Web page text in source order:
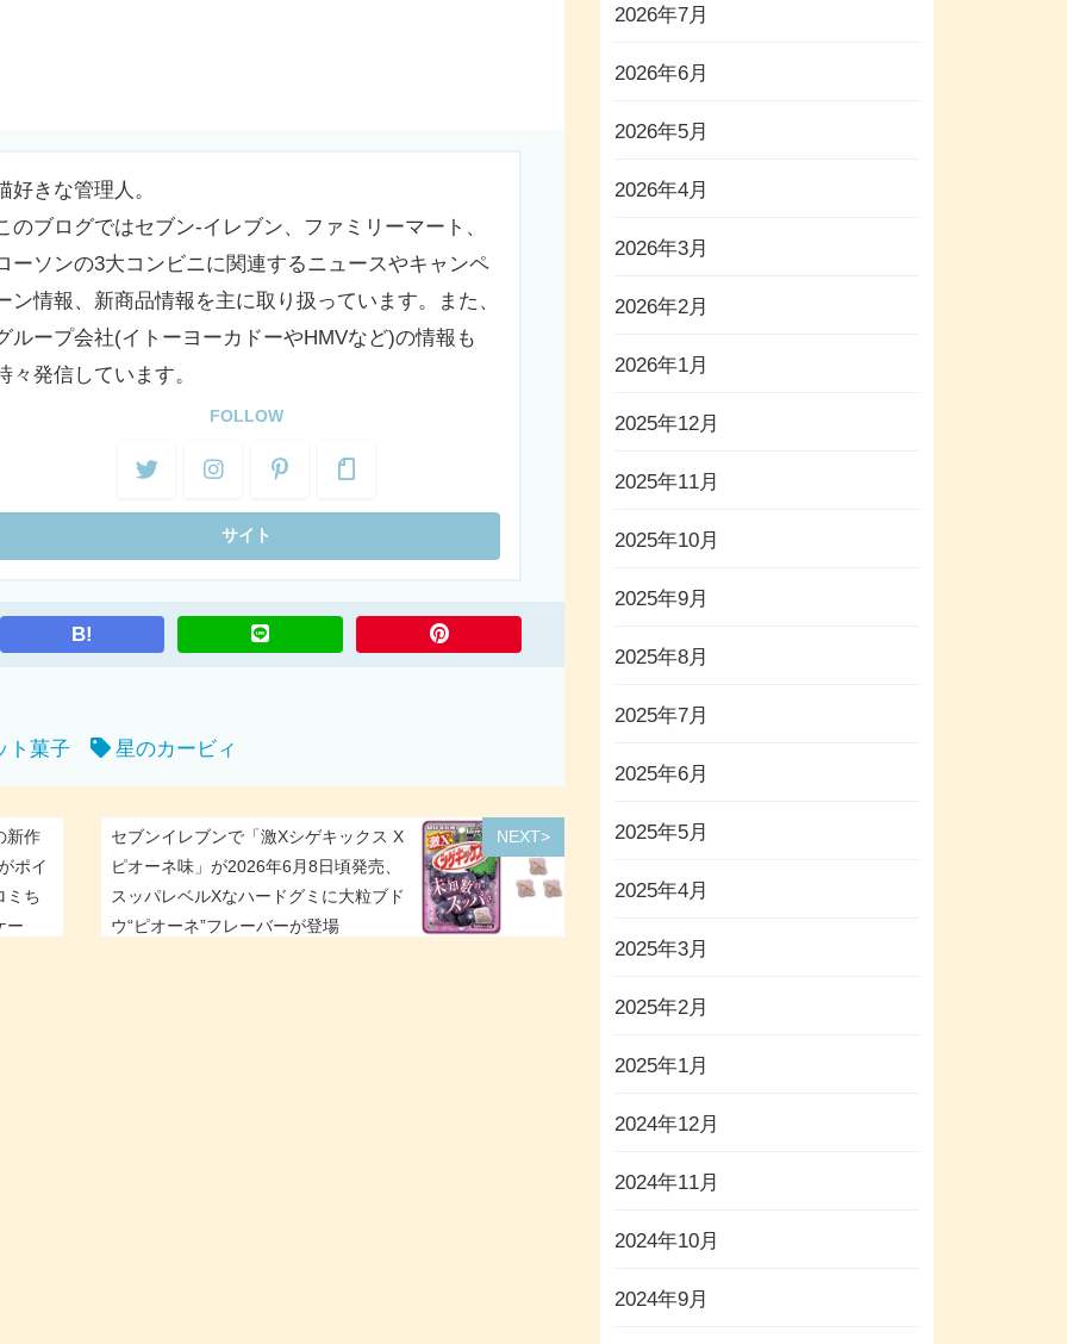
好きな管理人。
のブログではセブン-イレブン、ファミリーマート、
ーソンの3大コンビニに関連するニュースやキャンペ
ン情報、新商品情報を主に取り扱っています。また、
ループ会社(イトーヨーカドーやHMVなど)の情報も
々発信しています。
FOLLOW
B!
ト菓子 星のカービィ
新作
ポイ
ミち
ー
NEXT>
セブンイレブンで「激Xシゲキックス X
ピオーネ味」が2026年6月8日頃発売、
スッパレベルXなハードグミに大粒ブド
ウ“ピオーネ”フレーバーが登場
2026年7月
2026年6月
2026年5月
2026年4月
2026年3月
2026年2月
2026年1月
2025年12月
2025年11月
2025年10月
2025年9月
2025年8月
2025年7月
2025年6月
2025年5月
2025年4月
2025年3月
2025年2月
2025年1月
2024年12月
2024年11月
2024年10月
2024年9月